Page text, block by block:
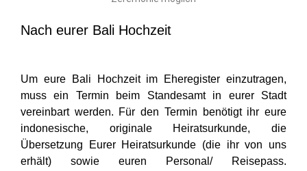
Nach eurer Bali Hochzeit
Um eure Bali Hochzeit im Eheregister einzutragen,
muss ein Termin beim Standesamt in eurer Stadt
vereinbart werden. Für den Termin benötigt ihr eure
indonesische, originale Heiratsurkunde, die
Übersetzung Eurer Heiratsurkunde (die ihr von uns
erhält) sowie euren Personal/ Reisepass.